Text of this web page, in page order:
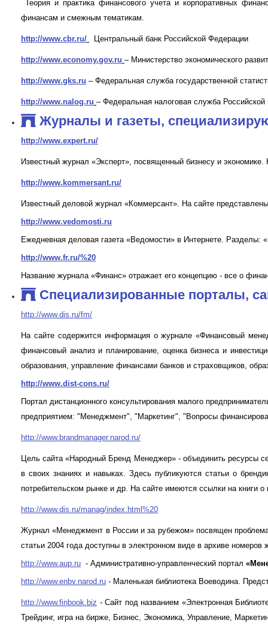
Теория и практика финансового учета и корпоративных
финансам и смежным тематикам.
http://www.cbr.ru/ Центральный банк Российской Федерации
http://www.economy.gov.ru – Министерство экономического
http://www.gks.ru – Федеральная служба государственной
http://www.nalog.ru – Федеральная налоговая служба
Журналы и газеты,
http://www.expert.ru/
Известный журнал «Эксперт», посвященный бизнесу и
http://www.kommersant.ru/
Известный деловой журнал «Коммерсант». На сайте
http://www.vedomosti.ru
Ежедневная деловая газета «Ведомости» в Интернете. Разделы:
http://www.fr.ru/%20
Название журнала «Финанс» отражает его концепцию - все о
Специализированные порталы,
http://www.dis.ru/fm/
На сайте содержится информация о журнале «Финансовый
финансовый анализ и планирование, оценка бизнеса и
образования, управление финансами банков и страховщиков,
http://www.dist-cons.ru/
Портал дистанционного консультирования малого
предприятием: "Менеджмент", "Маркетинг", "Вопросы
http://www.brandmanager.narod.ru/
Цель сайта «Народный Бренд Менеджер» - объединить ресурсы
в своих знаниях и навыках. Здесь публикуются статьи о
потребительском рынке и др. На сайте имеются ссылки на книги
http://www.dis.ru/manag/index.html%20
Журнал «Менеджмент в России и за рубежом» посвящен
статьи 2004 года доступны в электронном виде в архиве номеров
http://www.aup.ru - Административно-управленческий портал
http://www.enbv.narod.ru - Маленькая библиотека Воеводина.
http://www.finbook.biz - Сайт под названием «Электронная
Трейдинг, игра на бирже, Бизнес, Экономика, Управление,